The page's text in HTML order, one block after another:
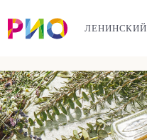
ЛЕНИНСКИЙ